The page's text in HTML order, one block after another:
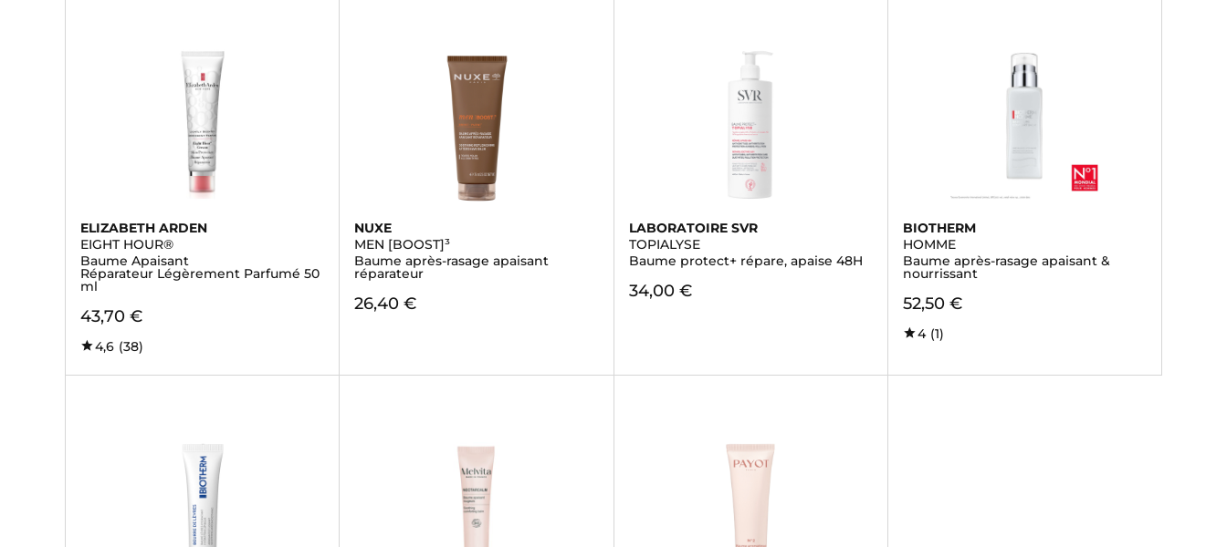
ELIZABETH ARDEN
EIGHT HOUR®
Baume Apaisant
Réparateur Légèrement Parfumé 50
ml
43,70 €
4,6 (38)
NUXE
MEN [BOOST]³
Baume après-rasage apaisant
réparateur
26,40 €
LABORATOIRE SVR
TOPIALYSE
Baume protect+ répare, apaise 48H
34,00 €
BIOTHERM
HOMME
Baume après-rasage apaisant &
nourrissant
52,50 €
4 (1)